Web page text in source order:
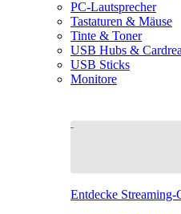
PC-Lautsprecher
Tastaturen & Mäuse
Tinte & Toner
USB Hubs &
USB Sticks
Monitore
Entdecke Streaming-